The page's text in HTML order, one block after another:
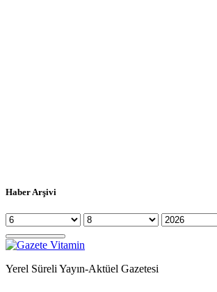
Haber Arşivi
Yerel Süreli Yayın-Aktüel Gazetesi